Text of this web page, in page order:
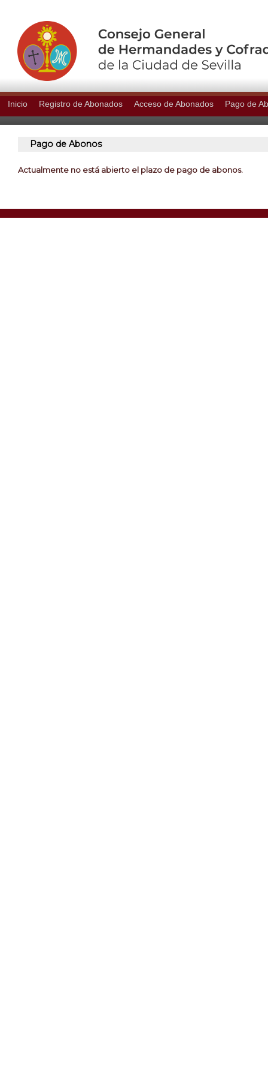
Inicio Registro de Abonados Acceso de Abonados Pago de
Pago de Abonos
Actualmente no está abierto el plazo de pago de abonos.